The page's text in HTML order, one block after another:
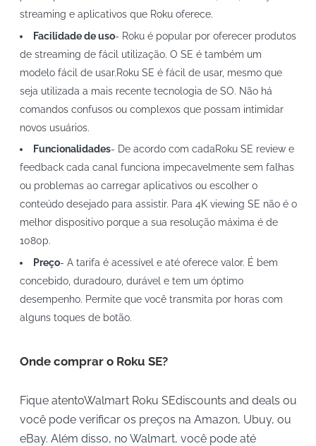
streaming e aplicativos que Roku oferece.
Facilidade de uso- Roku é popular por oferecer produtos
de streaming de fácil utilização. O SE é também um
modelo fácil de usar.Roku SE é fácil de usar, mesmo que
seja utilizada a mais recente tecnologia de SO. Não há
comandos confusos ou complexos que possam intimidar
novos usuários.
Funcionalidades- De acordo com cadaRoku SE review e
feedback cada canal funciona impecavelmente sem falhas
ou problemas ao carregar aplicativos ou escolher o
conteúdo desejado para assistir. Para 4K viewing SE não é o
melhor dispositivo porque a sua resolução máxima é de
1080p.
Preço- A tarifa é acessível e até oferece valor. É bem
concebido, duradouro, durável e tem um óptimo
desempenho. Permite que você transmita por horas com
alguns toques de botão.
Onde comprar o Roku SE?
Fique atentoWalmart Roku SEdiscounts and deals ou
você pode verificar os preços na Amazon, Ubuy, ou
eBay. Além disso, no Walmart, você pode até